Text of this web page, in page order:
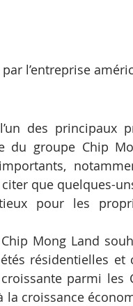
l’entreprise
des principaux
du groupe Chip
citer que quelques-
pour les
Mong Land
résidentielles et
parmi les
croissance